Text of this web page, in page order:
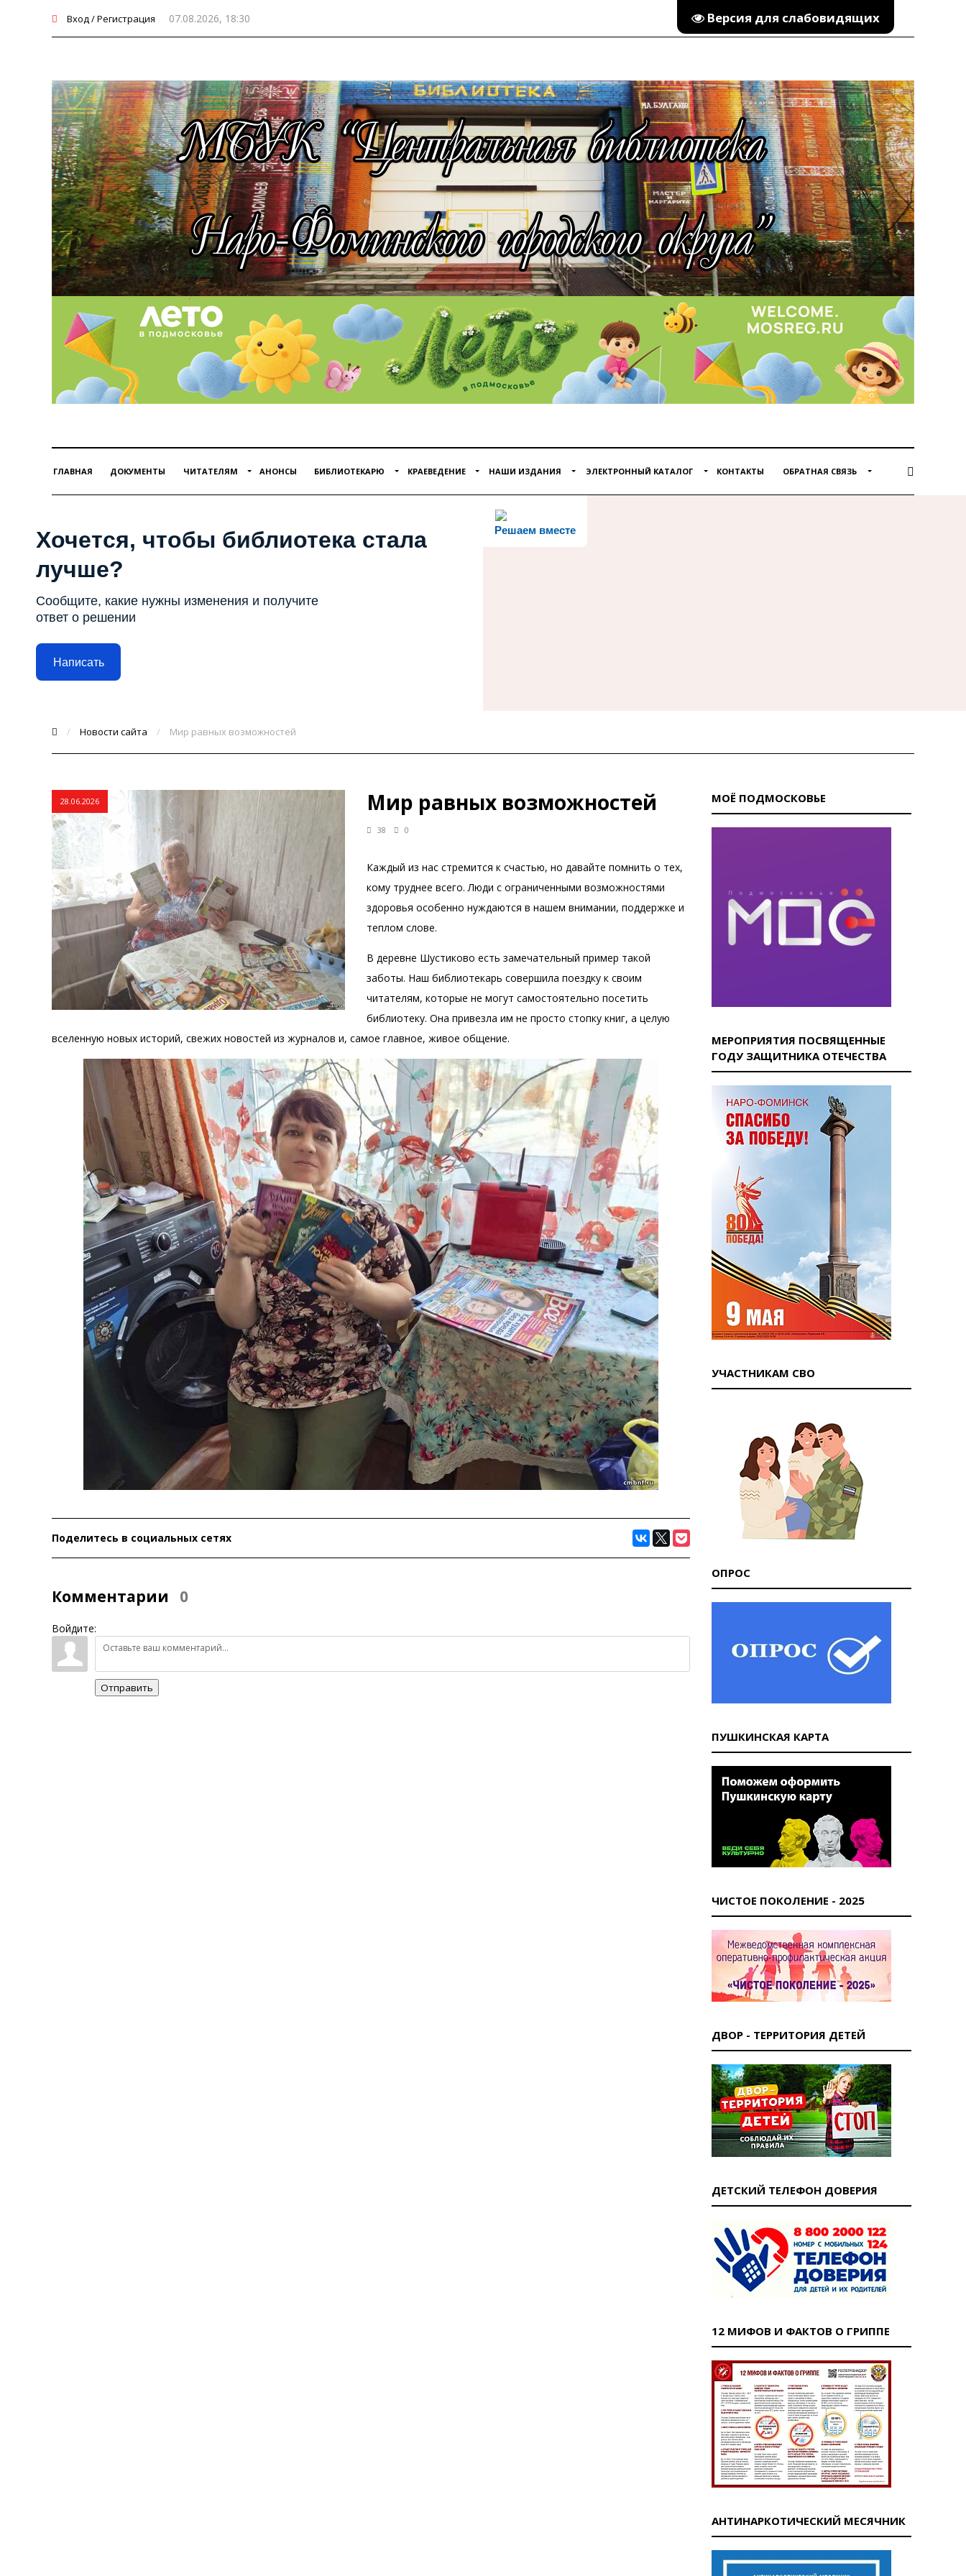
Версия для слабовидящих
Вход / Регистрация 07.08.2026, 18:30
ГЛАВНАЯ ДОКУМЕНТЫ ЧИТАТЕЛЯМ АНОНСЫ БИБЛИОТЕКАРЮ КРАЕВЕДЕНИЕ НАШИ ИЗДАНИЯ ЭЛЕКТРОННЫЙ КАТАЛОГ КОНТАКТЫ ОБРАТНАЯ СВЯЗЬ
Решаем вместе
Хочется, чтобы библиотека стала
лучше?
Сообщите, какие нужны изменения и получите
ответ о решении
Написать
/ Новости сайта / Мир равных возможностей
28.06.2026 Мир равных возможностей
38 0
Каждый из нас стремится к счастью, но давайте помнить о тех,
кому труднее всего. Люди с ограниченными возможностями
здоровья особенно нуждаются в нашем внимании, поддержке и
теплом слове.
В деревне Шустиково есть замечательный пример такой
заботы. Наш библиотекарь совершила поездку к своим
читателям, которые не могут самостоятельно посетить
библиотеку. Она привезла им не просто стопку книг, а целую
вселенную новых историй, свежих новостей из журналов и, самое главное, живое общение.
Поделитесь в социальных сетях
Комментарии 0
Войдите:
Отправить
МОЁ ПОДМОСКОВЬЕ
МЕРОПРИЯТИЯ ПОСВЯЩЕННЫЕ
ГОДУ ЗАЩИТНИКА ОТЕЧЕСТВА
УЧАСТНИКАМ СВО
ОПРОС
ПУШКИНСКАЯ КАРТА
ЧИСТОЕ ПОКОЛЕНИЕ - 2025
ДВОР - ТЕРРИТОРИЯ ДЕТЕЙ
ДЕТСКИЙ ТЕЛЕФОН ДОВЕРИЯ
12 МИФОВ И ФАКТОВ О ГРИППЕ
АНТИНАРКОТИЧЕСКИЙ МЕСЯЧНИК